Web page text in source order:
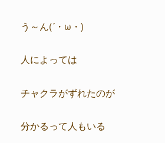
う～ん(´・ω・)
人によっては
チャクラがずれたのが
分かるって人もいる